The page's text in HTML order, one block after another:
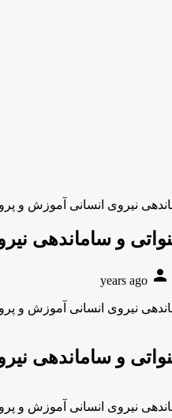
نیروی انسانی آموزش و
و ساماندهی
person
نیروی انسانی آموزش و
و ساماندهی
نیروی انسانی آموزش و